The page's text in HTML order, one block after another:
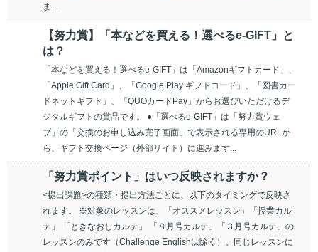
ま...
【努力賞】「本などを買える！選べるe-GIFT」と
は？
「本などを買える！選べるe-GIFT」は「Amazonギフトカード」、
「Apple Gift Card」、「Google Play ギフトコード」、「図書カー
ドネットギフト」、「QUOカードPay」からお選びいただけるデ
ジタルギフトの賞品です。 ●「選べるe-GIFT」は「努力賞ウェ
ブ」の「交換のお申し込み完了画面」で表示される専用のURLか
ら、ギフト交換ページ（外部サイト）に進みます...
「努力賞ポイント」はいつ反映されますか？
<提出課題>の種類・提出方法ごとに、以下のタイミングで反映さ
れます。 ※対象のレッスンは、「オススメレッスン」「授業カル
テ」 「ときなおしカルテ」 「８月号カルテ」「３月号カルテ」の
レッスンのみです（Challenge Englishは除く）。同じレッスンに